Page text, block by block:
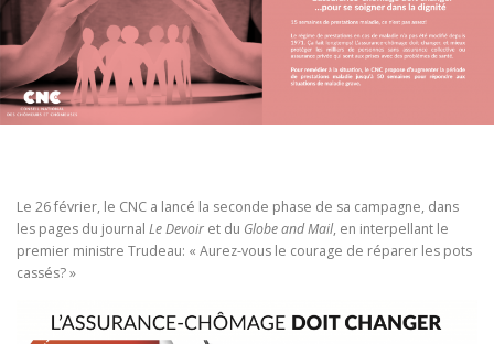
Le 26 février, le CNC a lancé la seconde phase de sa campagne, dans
les pages du journal Le Devoir et du Globe and Mail, en interpellant le
premier ministre Trudeau: « Aurez-vous le courage de réparer les pots
cassés? »